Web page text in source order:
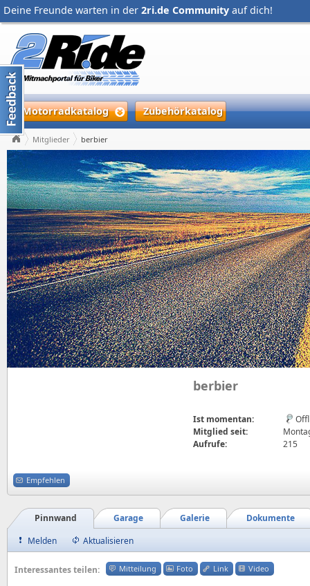
Deine Freunde warten in der 2ri.de Community auf dich!
Motorradkatalog Zubehörkatalog
Mitglieder berbier
berbier
Ist momentan:
Mitglied seit:
Aufrufe:
215
Empfehlen
Dokumente
Galerie
Garage
Pinnwand
Melden
Aktualisieren
Interessantes teilen: Mitteilung Foto Link Video